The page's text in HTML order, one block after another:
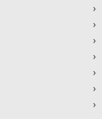
›
›
›
›
›
›
›